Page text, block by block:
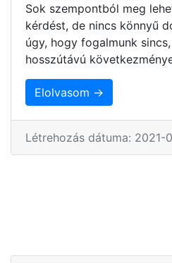
Sok szempontból meg
kérdést, de nincs könnyű
úgy, hogy fogalmunk
hosszútávú
Elolvasom →
Létrehozás dátuma: 2021-